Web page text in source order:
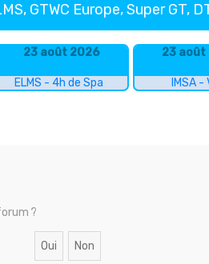
GTWC Europe, Super GT,
23 août 2026
ELMS - 4h de Spa
23 août
IMSA -
?